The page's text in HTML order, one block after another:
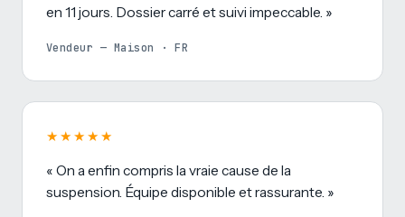
en 11 jours. Dossier carré et suivi impeccable. »
Vendeur — Maison · FR
★★★★★
« On a enfin compris la vraie cause de la
suspension. Équipe disponible et rassurante. »